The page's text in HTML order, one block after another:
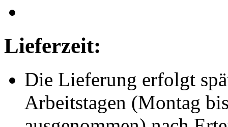
Lieferzeit:
Die Lieferung erfolgt
Arbeitstagen (Montag